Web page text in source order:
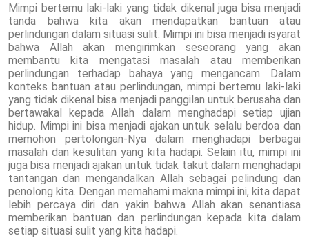
Mimpi bertemu laki-laki yang tidak dikenal juga bisa menjadi
tanda bahwa kita akan mendapatkan bantuan atau
perlindungan dalam situasi sulit. Mimpi ini bisa menjadi isyarat
bahwa Allah akan mengirimkan seseorang yang akan
membantu kita mengatasi masalah atau memberikan
perlindungan terhadap bahaya yang mengancam. Dalam
konteks bantuan atau perlindungan, mimpi bertemu laki-laki
yang tidak dikenal bisa menjadi panggilan untuk berusaha dan
bertawakal kepada Allah dalam menghadapi setiap ujian
hidup. Mimpi ini bisa menjadi ajakan untuk selalu berdoa dan
memohon pertolongan-Nya dalam menghadapi berbagai
masalah dan kesulitan yang kita hadapi. Selain itu, mimpi ini
juga bisa menjadi ajakan untuk tidak takut dalam menghadapi
tantangan dan mengandalkan Allah sebagai pelindung dan
penolong kita. Dengan memahami makna mimpi ini, kita dapat
lebih percaya diri dan yakin bahwa Allah akan senantiasa
memberikan bantuan dan perlindungan kepada kita dalam
setiap situasi sulit yang kita hadapi.